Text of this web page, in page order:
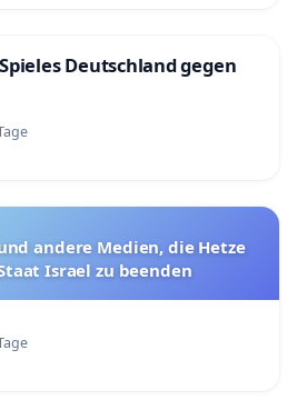
Deutschland gegen
andere Medien, die Hetze
Israel zu beenden